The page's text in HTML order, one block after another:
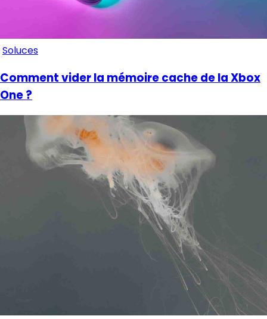
Soluces
Comment vider la mémoire cache de la Xbox
One ?